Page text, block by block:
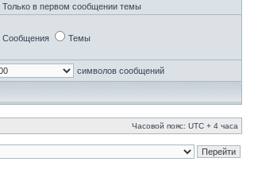
Только в первом сообщении темы
Сообщения Темы
символов сообщений
Часовой пояс: UTC + 4 часа